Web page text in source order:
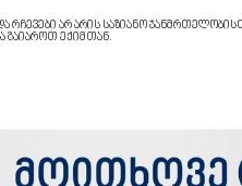
რჩევები არ არის საზიანო
გაიაროთ ექიმთან.